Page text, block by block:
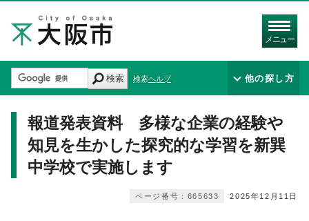
メニュー
検索 検索ヘルプ 他の探し方
報道発表資料 多様な企業の経験や
知見を生かした探究的な学習を新巽
中学校で実施します
2025年12月11日
ページ番号：665633